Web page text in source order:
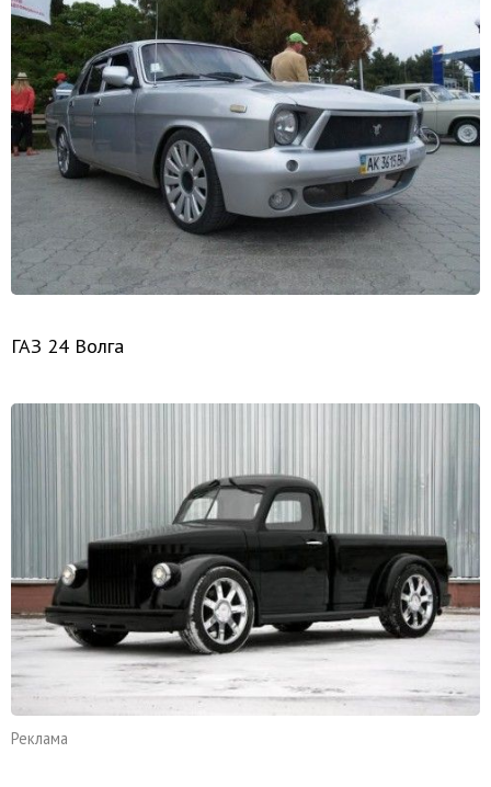
ГАЗ 24 Волга
Реклама